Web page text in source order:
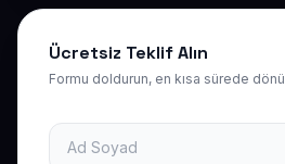
Ücretsiz Teklif Alın
Formu doldurun, en kısa sürede